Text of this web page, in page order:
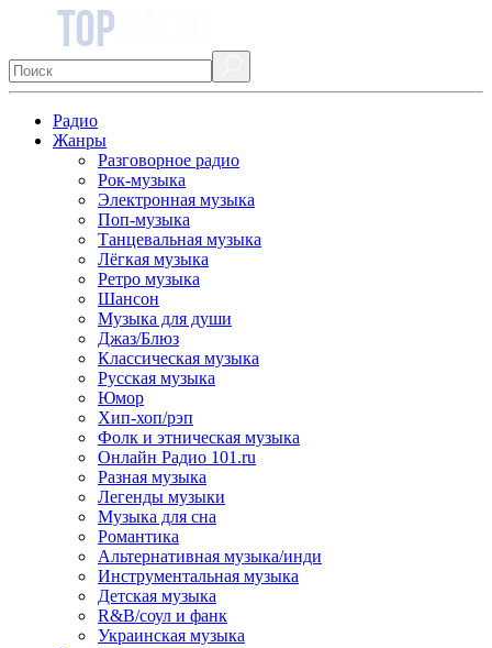
Радио
Жанры
Разговорное радио
Рок-музыка
Электронная музыка
Поп-музыка
Танцевальная музыка
Лёгкая музыка
Ретро музыка
Шансон
Музыка для души
Джаз/Блюз
Классическая музыка
Русская музыка
Юмор
Хип-хоп/рэп
Фолк и этническая музыка
Онлайн Радио 101.ru
Разная музыка
Легенды музыки
Музыка для сна
Романтика
Альтернативная музыка/инди
Инструментальная музыка
Детская музыка
R&B/cоул и фанк
Украинская музыка